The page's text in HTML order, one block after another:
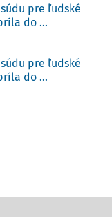
pre ľudské
do ...
pre ľudské
do ...